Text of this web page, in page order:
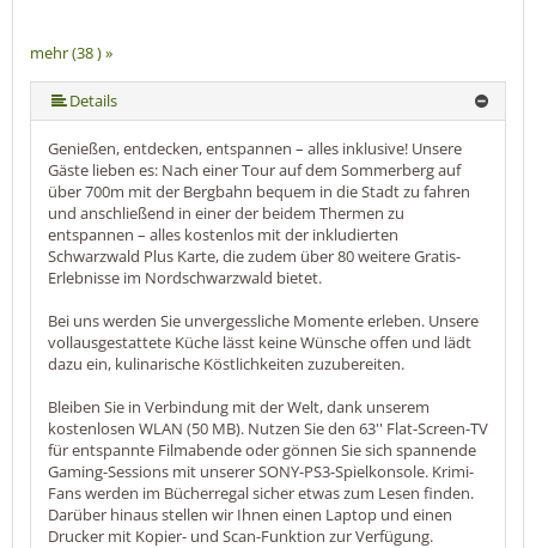
mehr (38 ) »
mehr (38 ) »
mehr (38 ) »
mehr (38 ) »
mehr (38 ) »
mehr (38 ) »
mehr (38 ) »
mehr (38 ) »
mehr (38 ) »
mehr (38 ) »
mehr (38 ) »
mehr (38 ) »
mehr (38 ) »
mehr (38 ) »
mehr (38 ) »
mehr (38 ) »
mehr (38 ) »
mehr (38 ) »
mehr (38 ) »
mehr (38 ) »
mehr (38 ) »
mehr (38 ) »
mehr (38 ) »
mehr (38 ) »
mehr (38 ) »
mehr (38 ) »
mehr (38 ) »
mehr (38 ) »
mehr (38 ) »
mehr (38 ) »
mehr (38 ) »
mehr (38 ) »
mehr (38 ) »
mehr (38 ) »
mehr (38 ) »
Details
Genießen, entdecken, entspannen – alles inklusive! Unsere
Gäste lieben es: Nach einer Tour auf dem Sommerberg auf
über 700m mit der Bergbahn bequem in die Stadt zu fahren
und anschließend in einer der beidem Thermen zu
entspannen – alles kostenlos mit der inkludierten
Schwarzwald Plus Karte, die zudem über 80 weitere Gratis-
Erlebnisse im Nordschwarzwald bietet.
Bei uns werden Sie unvergessliche Momente erleben. Unsere
vollausgestattete Küche lässt keine Wünsche offen und lädt
dazu ein, kulinarische Köstlichkeiten zuzubereiten.
Bleiben Sie in Verbindung mit der Welt, dank unserem
kostenlosen WLAN (50 MB). Nutzen Sie den 63'' Flat-Screen-TV
für entspannte Filmabende oder gönnen Sie sich spannende
Gaming-Sessions mit unserer SONY-PS3-Spielkonsole. Krimi-
Fans werden im Bücherregal sicher etwas zum Lesen finden.
Darüber hinaus stellen wir Ihnen einen Laptop und einen
Drucker mit Kopier- und Scan-Funktion zur Verfügung.